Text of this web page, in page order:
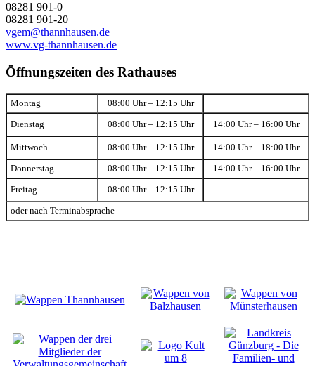
08281 901-0
08281 901-20
vgem@thannhausen.de
www.vg-thannhausen.de
Öffnungszeiten des Rathauses
Montag 08:00 Uhr – 12:15 Uhr
Dienstag 08:00 Uhr – 12:15 Uhr 14:00 Uhr – 16:00 Uhr
Mittwoch 08:00 Uhr – 12:15 Uhr 14:00 Uhr – 18:00 Uhr
Donnerstag 08:00 Uhr – 12:15 Uhr 14:00 Uhr – 16:00 Uhr
Freitag 08:00 Uhr – 12:15 Uhr
oder nach Terminabsprache